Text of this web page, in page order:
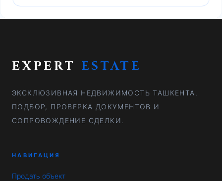
EXPERT ESTATE
ЭКСКЛЮЗИВНАЯ НЕДВИЖИМОСТЬ ТАШКЕНТА.
ПОДБОР, ПРОВЕРКА ДОКУМЕНТОВ И
СОПРОВОЖДЕНИЕ СДЕЛКИ.
НАВИГАЦИЯ
Продать объект